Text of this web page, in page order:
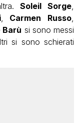
Soleil Sorge
, Carmen Russo
Barù si sono messi
si sono schierati